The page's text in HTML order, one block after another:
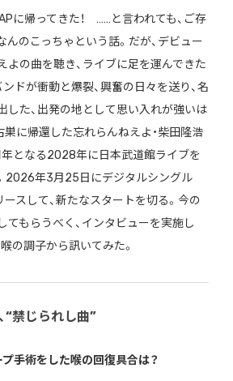
に帰ってきた！ ……と言われても、ご存
んのこっちゃという話。だが、デビュー
よの曲を聴き、ライブに足を運んできた
ドが衝動と爆裂、興奮の日々を送り、名
した、出発の地として思い入れが強いは
巣に帰還した忘れらんねえよ・柴田隆浩
年となる2028年に日本武道館ライブを
2026年3月25日にデジタルシングル
ースして、新たなスタートを切る。今の
てもらうべく、インタビューを実施し
の調子から訊いてみた。
“禁じられし曲”
プ手術をした喉の回復具合は？